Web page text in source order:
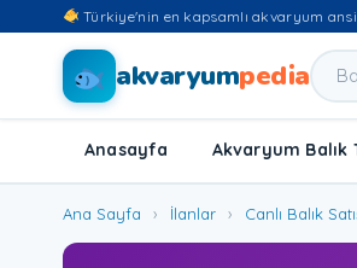
Türkiye'nin en kapsamlı akvaryum
akvaryumpedia
Anasayfa Akvaryum Balık
Ana Sayfa › İlanlar › Canlı Balık